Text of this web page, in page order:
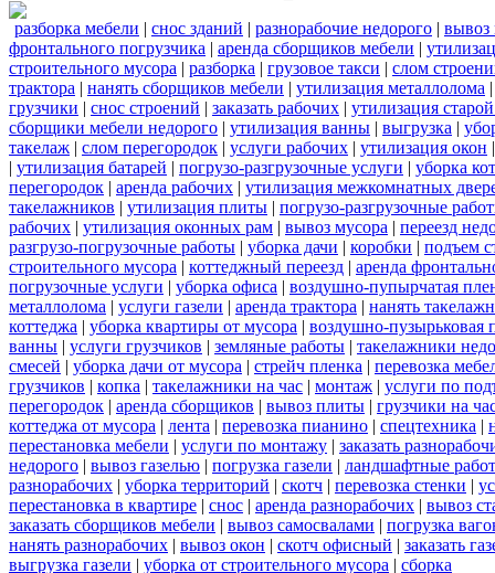
разборка мебели | снос зданий | разнорабочие недорого | вывоз
фронтального погрузчика | аренда сборщиков мебели |
строительного мусора | разборка | грузовое такси | слом
трактора | нанять сборщиков мебели | утилизация металлолома
грузчики | снос строений | заказать рабочих | утилизация
сборщики мебели недорого | утилизация ванны | выгрузка |
такелаж | слом перегородок | услуги рабочих | утилизация окон
| утилизация батарей | погрузо-разгрузочные услуги | уборка
перегородок | аренда рабочих | утилизация межкомнатных
такелажников | утилизация плиты | погрузо-разгрузочные
рабочих | утилизация оконных рам | вывоз мусора | переезд
разгрузо-погрузочные работы | уборка дачи | коробки | подъем
строительного мусора | коттеджный переезд | аренда
погрузочные услуги | уборка офиса | воздушно-пупырчатая
металлолома | услуги газели | аренда трактора | нанять
коттеджа | уборка квартиры от мусора | воздушно-пузырьковая
ванны | услуги грузчиков | земляные работы | такелажники
смесей | уборка дачи от мусора | стрейч пленка | перевозка
грузчиков | копка | такелажники на час | монтаж | услуги по
перегородок | аренда сборщиков | вывоз плиты | грузчики на
коттеджа от мусора | лента | перевозка пианино | спецтехника |
перестановка мебели | услуги по монтажу | заказать
недорого | вывоз газелью | погрузка газели | ландшафтные
разнорабочих | уборка территорий | скотч | перевозка стенки |
перестановка в квартире | снос | аренда разнорабочих | вывоз
заказать сборщиков мебели | вывоз самосвалами | погрузка
нанять разнорабочих | вывоз окон | скотч офисный | заказать
выгрузка газели | уборка от строительного мусора | сборка